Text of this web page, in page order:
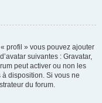
profil » vous pouvez ajouter
suivantes : Gravatar,
peut activer ou non les
disposition. Si vous ne
du forum.